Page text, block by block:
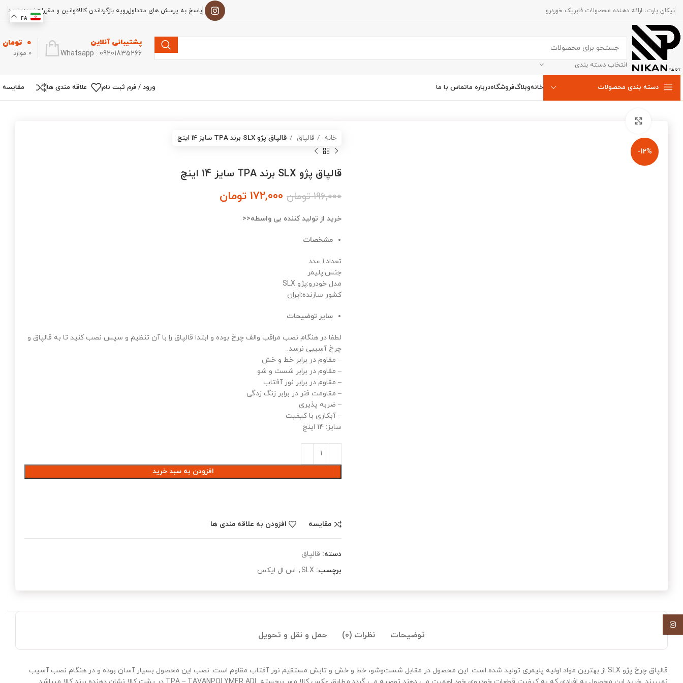
نیکان پارت، ارائه دهنده محصولات فابریک خوردرو. پاسخ به پرسش های متداولرویه بازگرداندن کالاقوانین و مقررات نحوه خرید
انتخاب دسته بندی
پشتیبانی آنلاین
Whatsapp : 09201835266
0 موارد
0 تومان
دسته بندی محصولات خانهوبلاگفروشگاهدرباره ماتماس با ما ورود / فرم ثبت نام علاقه مندی ها مقایسه
-12%
خانه قالپاق قالپاق پژو SLX برند TPA سایز 14 اینچ
قالپاق پژو SLX برند TPA سایز 14 اینچ
196,000 تومان 172,000 تومان
خرید از تولید کننده بی واسطه<<
مشخصات
تعداد:1 عدد
جنس:پلیمر
مدل خودرو:پژو SLX
کشور سازنده:ایران
سایر توضیحات
لطفا در هنگام نصب مراقب والف چرخ بوده و ابتدا قالپاق را با آن تنظیم و سپس نصب کنید تا به قالپاق و
چرخ آسیبی نرسد.
– مقاوم در برابر خط و خش
– مقاوم در برابر شست و شو
– مقاوم در برابر نور آفتاب
– مقاومت فنر در برابر زنگ زدگی
– ضربه پذیری
– آبکاری با کیفیت
سایز: 14 اینچ
افزودن به سبد خرید
مقایسه افزودن به علاقه مندی ها
دسته: قالپاق
برچسب: SLX
, اس ال ایکس
توضیحات نظرات (0) حمل و نقل و تحویل
قالپاق چرخ پژو SLX از بهترین مواد اولیه پلیمری تولید شده است. این محصول در مقابل شست‌وشو، خط و خش و تابش مستقیم نور آفتاب مقاوم‌ است. نصب این محصول بسیار آسان بوده و در هنگام نصب آسیب
FA